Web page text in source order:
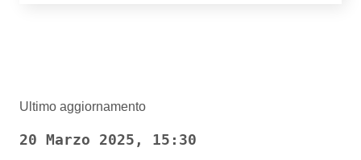
Ultimo aggiornamento
20 Marzo 2025, 15:30